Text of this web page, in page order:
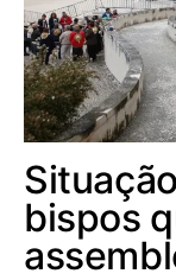
bispos